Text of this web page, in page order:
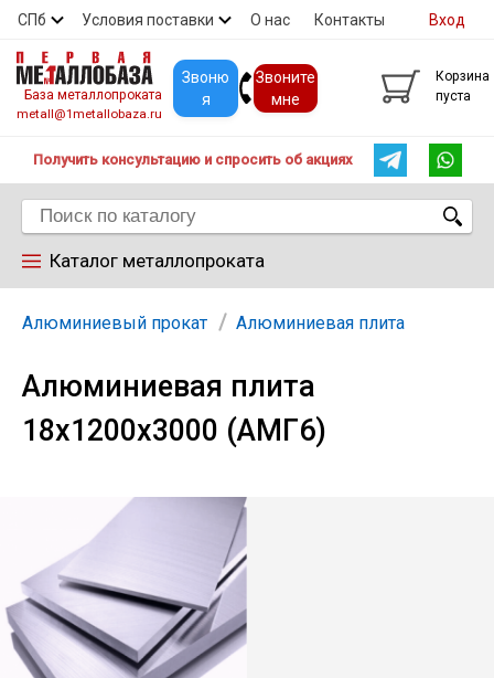
СПб Условия поставки О нас Контакты
Скидки Прайс Покупателям
Вход
База металлопроката
metall@1metallobaza.ru
Звоню
я
Звоните
мне
Корзина
пуста
Получить консультацию и спросить об акциях
Каталог металлопроката
Арматура
Труба профильная
Лист
Уголок
Балка
Алюминиевый прокат Алюминиевая плита
Алюминиевая плита
18х1200х3000 (АМГ6)